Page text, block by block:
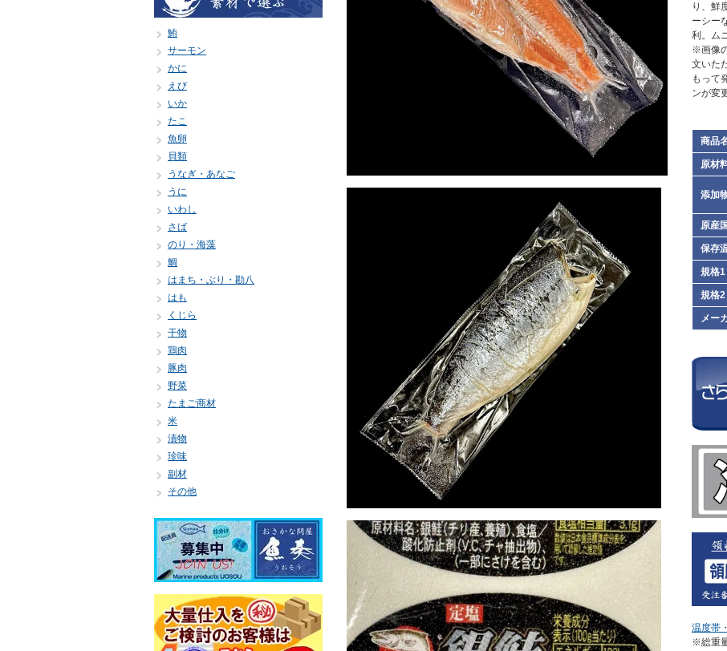
鮪
サーモン
かに
えび
いか
たこ
魚卵
貝類
うなぎ・あなご
うに
いわし
さば
のり・海藻
鯛
はまち・ぶり・勘八
はも
くじら
干物
鶏肉
豚肉
野菜
たまご商材
米
漬物
珍味
副材
その他
り、鮮
ーシー
利。ム
※画像
文いた
もって
ンが変
商品
原材
添加
原産
保存
規格1
規格2
メー
温度帯
※総重